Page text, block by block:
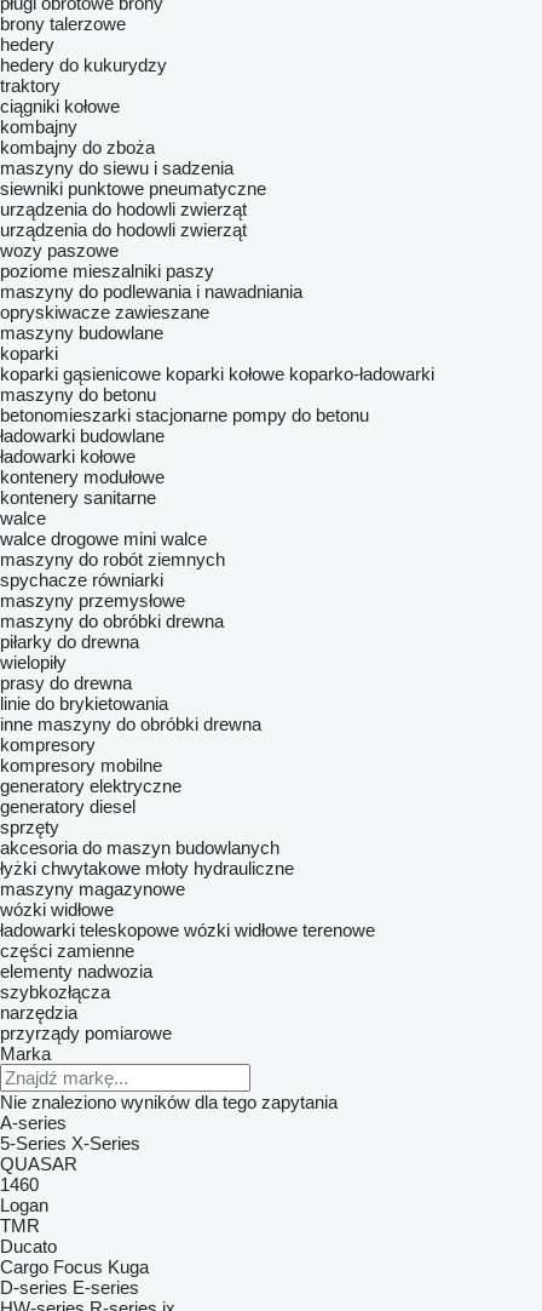
brony talerzowe
hedery
hedery do kukurydzy
traktory
ciągniki kołowe
kombajny
kombajny do zboża
maszyny do siewu i sadzenia
siewniki punktowe pneumatyczne
urządzenia do hodowli zwierząt
urządzenia do hodowli zwierząt
wozy paszowe
poziome mieszalniki paszy
maszyny do podlewania i nawadniania
opryskiwacze zawieszane
maszyny budowlane
koparki
koparki gąsienicowe koparki kołowe koparko-ładowarki
maszyny do betonu
betonomieszarki stacjonarne pompy do betonu
ładowarki budowlane
ładowarki kołowe
kontenery modułowe
kontenery sanitarne
walce
walce drogowe mini walce
maszyny do robót ziemnych
spychacze równiarki
maszyny przemysłowe
maszyny do obróbki drewna
piłarky do drewna
wielopiły
prasy do drewna
linie do brykietowania
inne maszyny do obróbki drewna
kompresory
kompresory mobilne
generatory elektryczne
generatory diesel
sprzęty
akcesoria do maszyn budowlanych
łyżki chwytakowe młoty hydrauliczne
maszyny magazynowe
wózki widłowe
ładowarki teleskopowe wózki widłowe terenowe
części zamienne
elementy nadwozia
szybkozłącza
narzędzia
przyrządy pomiarowe
Marka
Nie znaleziono wyników dla tego zapytania
A-series
5-Series X-Series
QUASAR
1460
Logan
TMR
Ducato
Cargo Focus Kuga
D-series E-series